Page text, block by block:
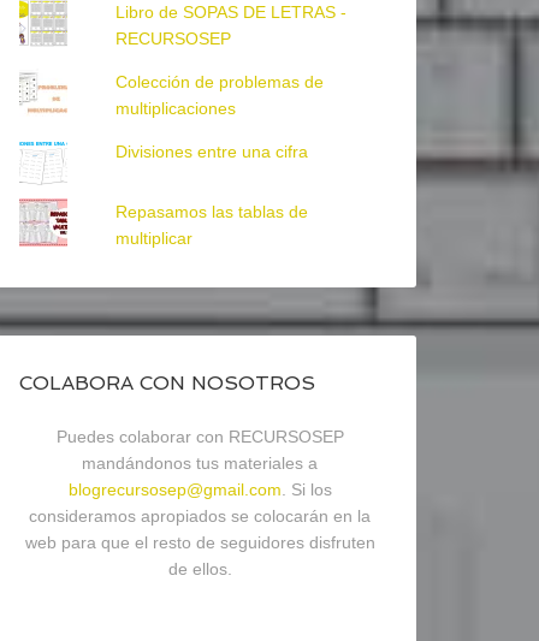
Libro de SOPAS DE LETRAS -
RECURSOSEP
Colección de problemas de
multiplicaciones
Divisiones entre una cifra
Repasamos las tablas de
multiplicar
COLABORA CON NOSOTROS
Puedes colaborar con RECURSOSEP
mandándonos tus materiales a
blogrecursosep@gmail.com . Si los
consideramos apropiados se colocarán en la
web para que el resto de seguidores disfruten
de ellos.